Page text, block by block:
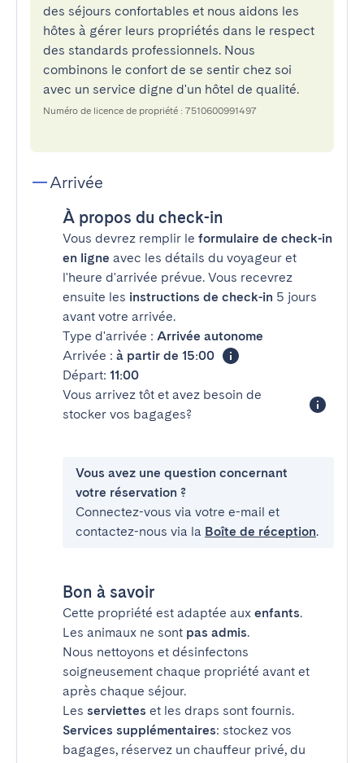
des séjours confortables et nous aidons les
hôtes à gérer leurs propriétés dans le respect
des standards professionnels. Nous
combinons le confort de se sentir chez soi
avec un service digne d'un hôtel de qualité.
Numéro de licence de propriété : 7510600991497
Arrivée
À propos du check-in
Vous devrez remplir le formulaire de check-in
en ligne avec les détails du voyageur et
l'heure d'arrivée prévue. Vous recevrez
ensuite les instructions de check-in 5 jours
avant votre arrivée.
Type d'arrivée : Arrivée autonome
Arrivée : à partir de 15:00
Départ: 11:00
Vous arrivez tôt et avez besoin de
stocker vos bagages?
Vous avez une question concernant
votre réservation ?
Connectez-vous via votre e-mail et
contactez-nous via la Boîte de réception.
Bon à savoir
Cette propriété est adaptée aux enfants.
Les animaux ne sont pas admis.
Nous nettoyons et désinfectons
soigneusement chaque propriété avant et
après chaque séjour.
Les serviettes et les draps sont fournis.
Services supplémentaires: stockez vos
bagages, réservez un chauffeur privé, du